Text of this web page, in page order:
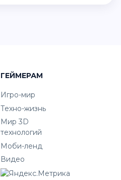
ГЕЙМЕРАМ
Игро-мир
Техно-жизнь
Мир 3D
технологий
Моби-ленд
Видео